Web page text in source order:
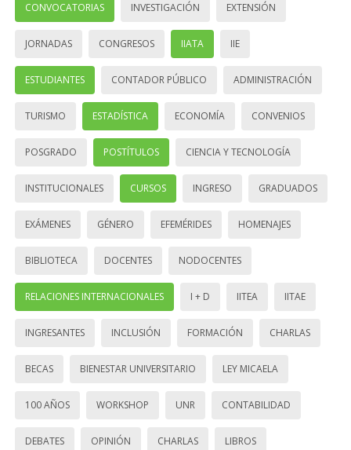
CONVOCATORIAS INVESTIGACIÓN EXTENSIÓN
JORNADAS CONGRESOS IIATA IIE
ESTUDIANTES CONTADOR PÚBLICO ADMINISTRACIÓN
TURISMO ESTADÍSTICA ECONOMÍA CONVENIOS
POSGRADO POSTÍTULOS CIENCIA Y TECNOLOGÍA
INSTITUCIONALES CURSOS INGRESO GRADUADOS
EXÁMENES GÉNERO EFEMÉRIDES HOMENAJES
BIBLIOTECA DOCENTES NODOCENTES
RELACIONES INTERNACIONALES I + D IITEA IITAE
INGRESANTES INCLUSIÓN FORMACIÓN CHARLAS
BECAS BIENESTAR UNIVERSITARIO LEY MICAELA
100 AÑOS WORKSHOP UNR CONTABILIDAD
DEBATES OPINIÓN CHARLAS LIBROS